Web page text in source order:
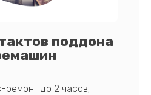
поддона
ремонт до 2 часов;